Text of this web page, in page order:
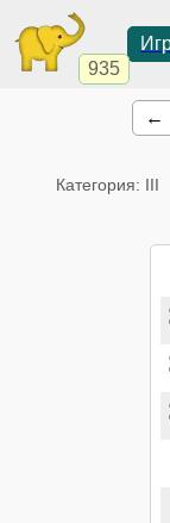
935
←
Категория: III